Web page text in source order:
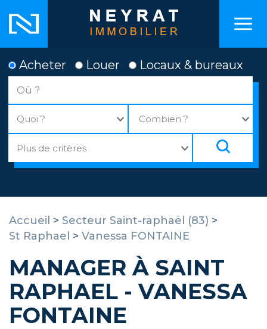
Acheter Louer Locaux & bureaux
Accueil > Secteur Saint-raphaël (83) >
St Raphael > Vanessa FONTAINE
MANAGER À SAINT
RAPHAEL - VANESSA
FONTAINE